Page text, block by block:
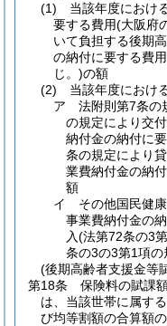
(1)
当該年度におけ
要する費用(大阪府
いて負担する後期
の納付に要する費
じ。)の額
(2)
当該年度におけ
ア
法附則第7条の
の規定により交
納付金の納付に
条の規定により
業費納付金の納
額
イ
その他国民健
事業費納付金の
入(法第72条の3
条の3の3第1項
(後期高齢者支援金等
第18条
保険料の賦課
は、当該世帯に属す
び均等割額の合算額